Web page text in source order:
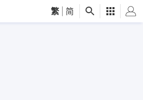
繁 简